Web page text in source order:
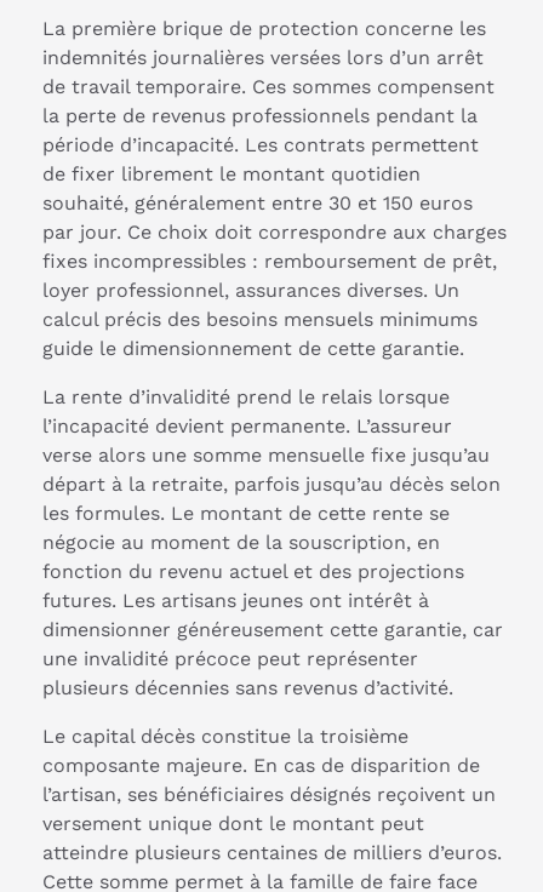
La première brique de protection concerne les
indemnités journalières versées lors d’un arrêt
de travail temporaire. Ces sommes compensent
la perte de revenus professionnels pendant la
période d’incapacité. Les contrats permettent
de fixer librement le montant quotidien
souhaité, généralement entre 30 et 150 euros
par jour. Ce choix doit correspondre aux charges
fixes incompressibles : remboursement de prêt,
loyer professionnel, assurances diverses. Un
calcul précis des besoins mensuels minimums
guide le dimensionnement de cette garantie.
La rente d’invalidité prend le relais lorsque
l’incapacité devient permanente. L’assureur
verse alors une somme mensuelle fixe jusqu’au
départ à la retraite, parfois jusqu’au décès selon
les formules. Le montant de cette rente se
négocie au moment de la souscription, en
fonction du revenu actuel et des projections
futures. Les artisans jeunes ont intérêt à
dimensionner généreusement cette garantie, car
une invalidité précoce peut représenter
plusieurs décennies sans revenus d’activité.
Le capital décès constitue la troisième
composante majeure. En cas de disparition de
l’artisan, ses bénéficiaires désignés reçoivent un
versement unique dont le montant peut
atteindre plusieurs centaines de milliers d’euros.
Cette somme permet à la famille de faire face